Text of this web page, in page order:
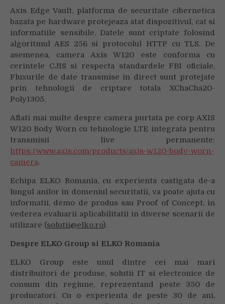
Axis Edge Vault, platforma de securitate cibernetica
bazata pe hardware protejeaza atat dispozitivul, cat si
informatiile sensibile. Datele sunt criptate folosind
algoritmul AES 256 si protocolul HTTP cu TLS. De
asemenea, camera Axis W120 este conforma cu
cerintele CJIS si respecta standardele FBI oficiale.
Fluxurile de date transmise in direct sunt protejate
prin tehnologii de criptare totala XChaCha20-
Poly1305.
Aflati mai multe despre camera purtata pe corp AXIS
W120 Body Worn cu tehnologie LTE integrata pentru
transmisii live permanente:
https://www.axis.com/products/axis-w120-body-worn-
camera.
Echipa ELKO Romania, cu experienta castigata de-a
lungul anilor in domeniul securitatii, va poate ajuta cu
informatii, demo de produs sau Proof of Concept, in
vederea evaluarii aplicabilitatii in diverse scenarii de
utilizare (solutii@elko.ro).
Despre ELKO Group si ELKO Romania
ELKO Group este unul dintre cei mai mari
distribuitori de produse, solutii IT si electronice de
consum din regiune, reprezentand peste 350 de
producatori. Cu o experienta de peste 30 de ani,